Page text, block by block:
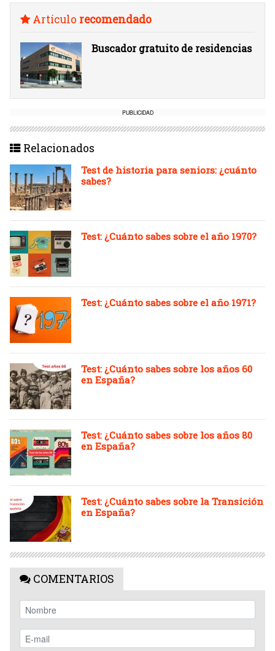
Artículo recomendado
Buscador gratuito de residencias
PUBLICIDAD
Relacionados
Test de historia para seniors: ¿cuánto
sabes?
Test: ¿Cuánto sabes sobre el año 1970?
Test: ¿Cuánto sabes sobre el año 1971?
Test: ¿Cuánto sabes sobre los años 60
en España?
Test: ¿Cuánto sabes sobre los años 80
en España?
Test: ¿Cuánto sabes sobre la Transición
en España?
COMENTARIOS